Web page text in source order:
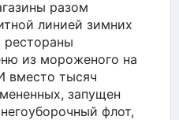
разом
линией зимних
рестораны
из мороженого на
вместо тысяч
запущен
флот,